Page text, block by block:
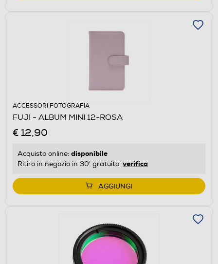
ACCESSORI FOTOGRAFIA
FUJI - ALBUM MINI 12-ROSA
€ 12,90
Acquisto online: disponibile
Ritiro in negozio in 30' gratuito: verifica
AGGIUNGI